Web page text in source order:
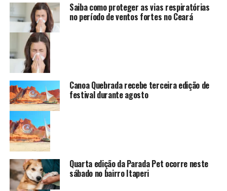
Saiba como proteger as vias respiratórias
no período de ventos fortes no Ceará
Canoa Quebrada recebe terceira edição de
festival durante agosto
Quarta edição da Parada Pet ocorre neste
sábado no bairro Itaperi